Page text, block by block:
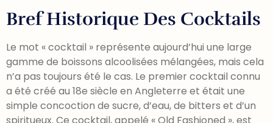
Bref Historique Des Cocktails
Le mot « cocktail » représente aujourd’hui une large
gamme de boissons alcoolisées mélangées, mais cela
n’a pas toujours été le cas. Le premier cocktail connu
a été créé au 18e siècle en Angleterre et était une
simple concoction de sucre, d’eau, de bitters et d’un
spiritueux. Ce cocktail, appelé « Old Fashioned », est